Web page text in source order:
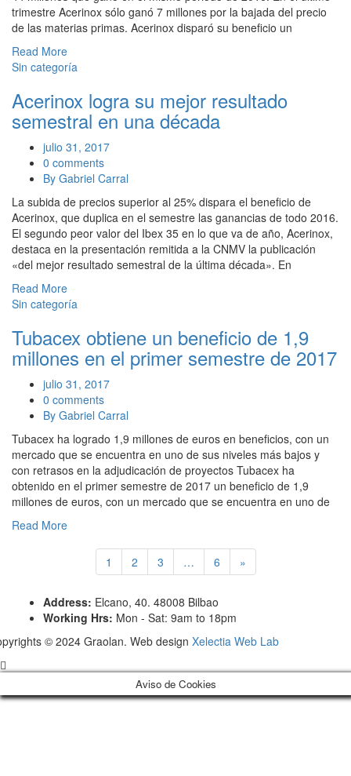
trimestre Acerinox sólo ganó 7 millones por la bajada del precio
de las materias primas. Acerinox disparó su beneficio un
Read More
Sin categoría
Acerinox logra su mejor resultado
semestral en una década
julio 31, 2017
0 comments
By Gabriel Carral
La subida de precios superior al 25% dispara el beneficio de
Acerinox, que duplica en el semestre las ganancias de todo 2016.
El segundo peor valor del Ibex 35 en lo que va de año, Acerinox,
destaca en la presentación remitida a la CNMV la publicación
«del mejor resultado semestral de la última década». En
Read More
Sin categoría
Tubacex obtiene un beneficio de 1,9
millones en el primer semestre de 2017
julio 31, 2017
0 comments
By Gabriel Carral
Tubacex ha logrado 1,9 millones de euros en beneficios, con un
mercado que se encuentra en uno de sus niveles más bajos y
con retrasos en la adjudicación de proyectos Tubacex ha
obtenido en el primer semestre de 2017 un beneficio de 1,9
millones de euros, con un mercado que se encuentra en uno de
Read More
1 2 3 … 6 »
Address: Elcano, 40. 48008 Bilbao
Working Hrs: Mon - Sat: 9am to 18pm
© 2024 Graolan. Web design Xelectia Web Lab
Aviso de Cookies